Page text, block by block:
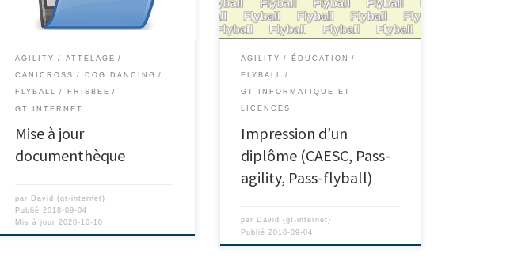
AGILITY ATTELAGE
CANICROSS DOG DANCING
FLYBALL FRISBEE
GT INTERNET
Mise à jour
documenthèque
par David (gt-internet)
Publié2018-09-04
Mis à jour2020-10-10
AGILITY ÉDUCATION
FLYBALL
GT INFORMATIQUE ET
LICENCES
Impression d’un
diplôme (CAESC, Pass-
agility, Pass-flyball)
par David (gt-internet)
Publié2018-09-04